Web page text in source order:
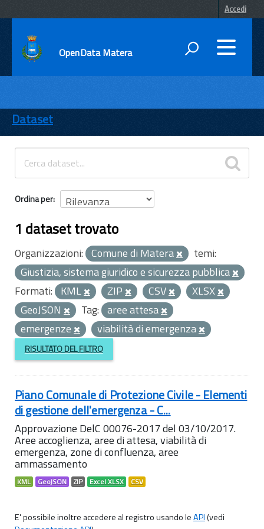
Accedi
OpenData Matera
ENTI
TEMI
INFORMAZIONI
Dataset
Ordina per
1 dataset trovato
Organizzazioni: Comune di Matera
temi:
Giustizia, sistema giuridico e sicurezza pubblica
Formati: KML ZIP CSV
XLSX
GeoJSON
Tag: aree attesa
emergenze
viabilità di emergenza
RISULTATO DEL FILTRO
Piano Comunale di Protezione Civile - Elementi
di gestione dell'emergenza - C...
Approvazione DelC 00076-2017 del 03/10/2017.
Aree accoglienza, aree di attesa, viabilità di
emergenza, zone di confluenza, aree
ammassamento
KML GeoJSON ZIP Excel XLSX CSV
E' possibile inoltre accedere al registro usando leAPI(vedi